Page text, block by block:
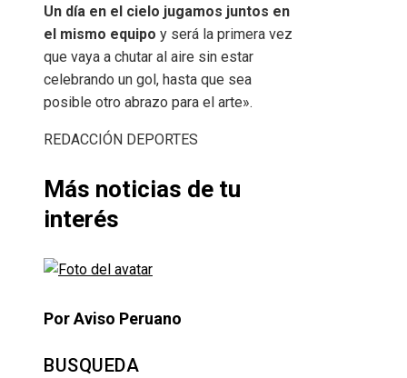
Un día en el cielo jugamos juntos en
el mismo equipo y será la primera vez
que vaya a chutar al aire sin estar
celebrando un gol, hasta que sea
posible otro abrazo para el arte».
REDACCIÓN DEPORTES
Más noticias de tu
interés
Por Aviso Peruano
BUSQUEDA